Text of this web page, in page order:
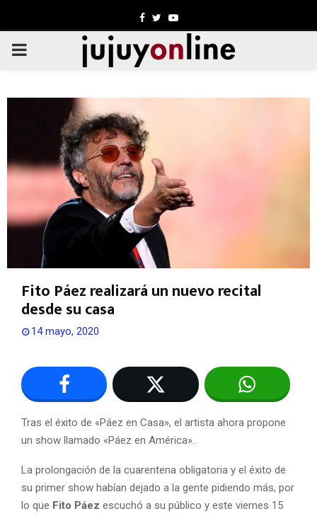
Facebook
TwitterYoutube
PRIMARY
Fito Páez realizará un nuevo recital
desde su casa
14 mayo, 2020
Tras el éxito de «Páez en Casa», el artista ahora propone
un show llamado «Páez en América».
La prolongación de la cuarentena obligatoria y el éxito de
su primer show habían dejado a la gente pidiendo más, por
lo que Fito Páez escuchó a su público y este viernes 15